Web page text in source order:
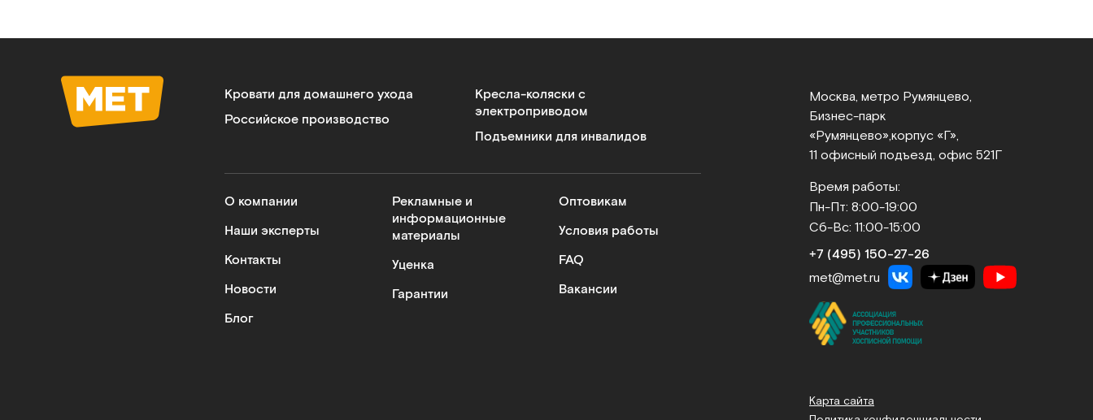
Кровати для домашнего ухода
Российское производство
Кресла-коляски с
электроприводом
Подъемники для инвалидов
О компании
Наши эксперты
Контакты
Новости
Блог
Рекламные и
информационные
материалы
Уценка
Гарантии
Оптовикам
Условия работы
FAQ
Вакансии
Москва, метро Румянцево,
Бизнес‑парк
«Румянцево», корпус «Г»,
11 офисный подъезд, офис 521Г
Время работы:
Пн-Пт: 8:00-19:00
Сб-Вс: 11:00-15:00
+7 (495) 150‑27‑26
met@met.ru
Карта сайта